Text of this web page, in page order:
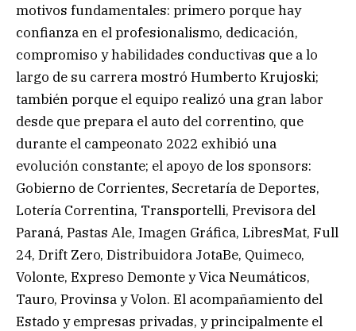
motivos fundamentales: primero porque hay
confianza en el profesionalismo, dedicación,
compromiso y habilidades conductivas que a lo
largo de su carrera mostró Humberto Krujoski;
también porque el equipo realizó una gran labor
desde que prepara el auto del correntino, que
durante el campeonato 2022 exhibió una
evolución constante; el apoyo de los sponsors:
Gobierno de Corrientes, Secretaría de Deportes,
Lotería Correntina, Transportelli, Previsora del
Paraná, Pastas Ale, Imagen Gráfica, LibresMat, Full
24, Drift Zero, Distribuidora JotaBe, Quimeco,
Volonte, Expreso Demonte y Vica Neumáticos,
Tauro, Provinsa y Volon. El acompañamiento del
Estado y empresas privadas, y principalmente el